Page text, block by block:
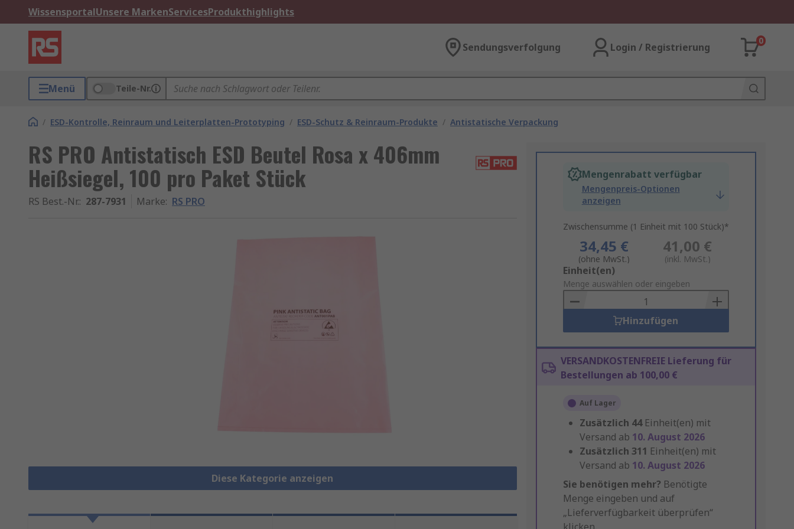
WissensportalUnsere MarkenServicesProdukthighlights
Sendungsverfolgung Login / Registrierung
0
Menü Teile-Nr.
/ ESD-Kontrolle, Reinraum und Leiterplatten-Prototyping / ESD-Schutz & Reinraum-Produkte / Antistatische Verpackung
RS PRO Antistatisch ESD Beutel Rosa x 406mm
Heißsiegel, 100 pro Paket Stück
RS Best.-Nr.: 287-7931 Marke: RS PRO
Diese Kategorie anzeigen
Mengenrabatt verfügbar
Mengenpreis-Optionen
anzeigen
Zwischensumme (1 Einheit mit 100 Stück)*
34,45 €
(ohne MwSt.)
41,00 €
(inkl. MwSt.)
Add
to
Basket
Einheit(en)
Menge auswählen oder eingeben
Hinzufügen
VERSANDKOSTENFREIE Lieferung für
Bestellungen ab 100,00 €
Auf Lager
Zusätzlich 44 Einheit(en) mit
Versand ab 10. August 2026
Zusätzlich 311 Einheit(en) mit
Versand ab 10. August 2026
Sie benötigen mehr? Benötigte
Menge eingeben und auf
„Lieferverfügbarkeit überprüfen“